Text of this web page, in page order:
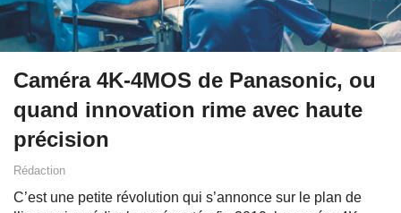
Caméra 4K-4MOS de Panasonic, ou
quand innovation rime avec haute
précision
Rédaction
C’est une petite révolution qui s’annonce sur le plan de